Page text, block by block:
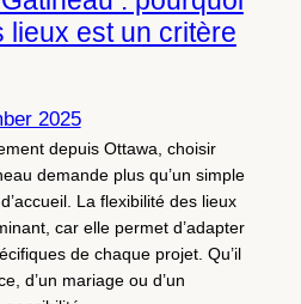
lieux est un critère
2025
depuis Ottawa, choisir
demande plus qu’un simple
La flexibilité des lieux
car elle permet d’adapter
de chaque projet. Qu’il
d’un mariage ou d’un